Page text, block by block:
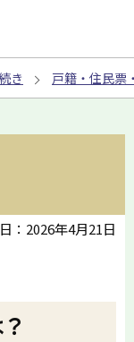
き 戸籍・住民票
：2026年4月21日